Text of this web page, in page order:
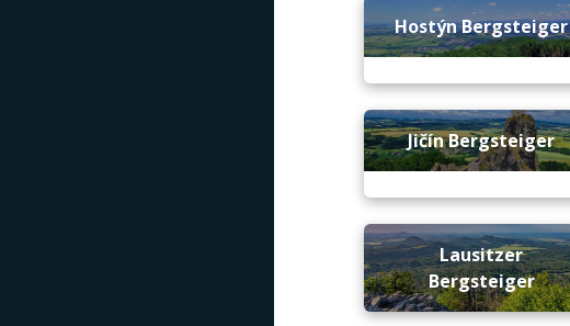
Hostýn Bergsteiger
Jičín Bergsteiger
Lausitzer
Bergsteiger